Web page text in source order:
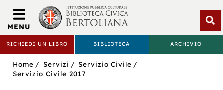
BIBLIOTECA
CIVICA
RICHIEDI UN LIBRO BIBLIOTECA ARCHIVIO
MENU
Bertoliana
Sei
in:
Home Servizi
Servizio Civile
Servizio Civile 2017